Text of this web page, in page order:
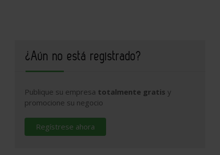
¿Aún no está registrado?
Publique su empresa totalmente gratis y
promocione su negocio
Regístrese ahora